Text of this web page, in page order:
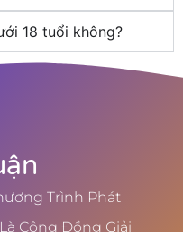
18 tuổi không?
Trình Phát
Cộng Đồng Giải